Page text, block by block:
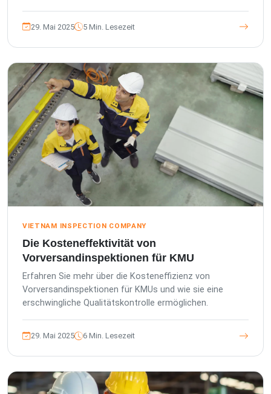
29. Mai 2025 5 Min. Lesezeit
VIETNAM INSPECTION COMPANY
Die Kosteneffektivität von
Vorversandinspektionen für KMU
Erfahren Sie mehr über die Kosteneffizienz von
Vorversandinspektionen für KMUs und wie sie eine
erschwingliche Qualitätskontrolle ermöglichen.
29. Mai 2025 6 Min. Lesezeit